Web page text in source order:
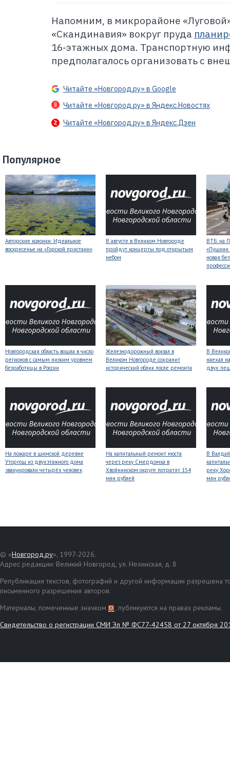
Напомним, в микрорайоне
«Скандинавия» вокруг пруда
16-этажных дома. Транспортную
предполагалось организовать с
Читайте «Новгород.ру» в Google
Читайте «Новгород.ру» в Яндекс.Новостях
Читайте «Новгород.ру» в Яндекс.Дзен
Популярное
Авторские колонки: Идеальное
воскресенье на «Горской пристани»
В августе в Великом Новгороде
пройдут концерты под открытым
небом
ВТБ: на
«Пушкин
новая
Новгородская область вошла в число
регионов с самым низким уровнем
безработицы в России
Железнодорожный вокзал в
Великом Новгороде сохранит
исторический облик после ремонта
В
наехал
двух
На пожаре в шимской деревне
Уторгош из двухэтажного дома
эвакуировали четырёх человек
На капитальный ремонт моста
через реку Смердомка в
Хвойнинском округе потратят 154
млн рублей
В
реку
млн
© «Новгород.ру», 1997-2026.
Адрес редакции: Великий Новгород, ул. Нехинская, д. 8
Републикация текстов, фотографий и другой информации разрешена
письменного разрешения авторов.
Материалы, помеченные значком
, публикуются на правах рекламы.
Свидетельство о регистрации СМИ Эл № ФС77-42458 от 27 октября